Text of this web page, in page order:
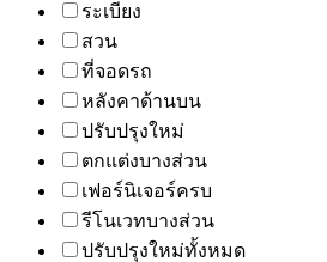
ระเบียง
สวน
ที่จอดรถ
หลังคาด้านบน
ปรับปรุงใหม่
ตกแต่งบางส่วน
เฟอร์นิเจอร์ครบ
รีโนเวทบางส่วน
ปรับปรุงใหม่ทั้งหมด